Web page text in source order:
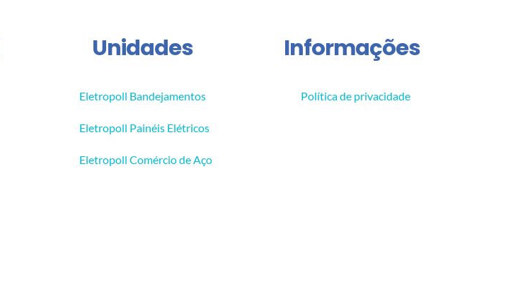
Unidades
Eletropoll Bandejamentos
Eletropoll Painéis Elétricos
Eletropoll Comércio de Aço
Informações
Política de privacidade